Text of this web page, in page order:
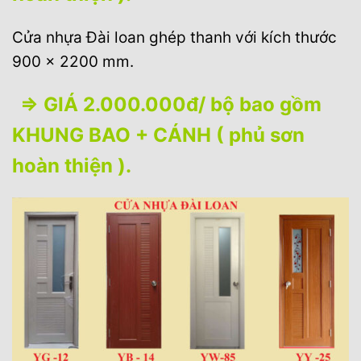
Cửa nhựa Đài loan ghép thanh với kích thước
900 x 2200 mm.
⇒ GIÁ 2.000.000đ/ bộ bao gồm
KHUNG BAO + CÁNH ( phủ sơn
hoàn thiện ).